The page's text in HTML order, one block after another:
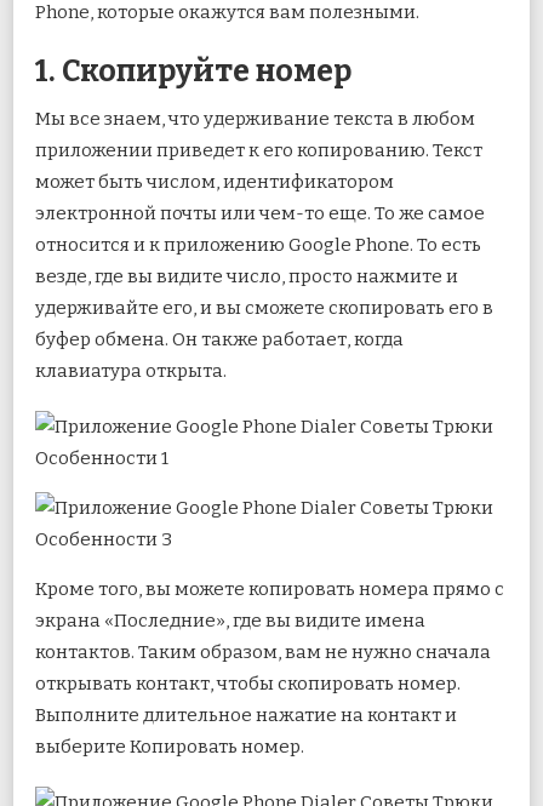
Phone, которые окажутся вам полезными.
1. Скопируйте номер
Мы все знаем, что удерживание текста в любом
приложении приведет к его копированию. Текст
может быть числом, идентификатором
электронной почты или чем-то еще. То же самое
относится и к приложению Google Phone. То есть
везде, где вы видите число, просто нажмите и
удерживайте его, и вы сможете скопировать его в
буфер обмена. Он также работает, когда
клавиатура открыта.
Кроме того, вы можете копировать номера прямо с
экрана «Последние», где вы видите имена
контактов. Таким образом, вам не нужно сначала
открывать контакт, чтобы скопировать номер.
Выполните длительное нажатие на контакт и
выберите Копировать номер.